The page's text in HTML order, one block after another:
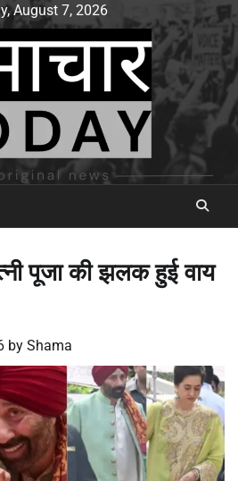
August 7, 2026
पूजा की झलक हुई वाय
by Shama